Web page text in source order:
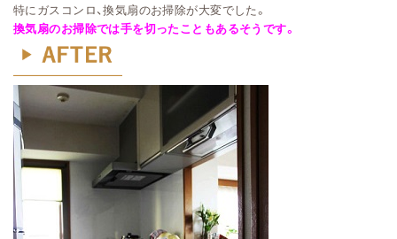
特にガスコンロ、換気扇のお掃除が大変でした。
換気扇のお掃除では手を切ったこともあるそうです。